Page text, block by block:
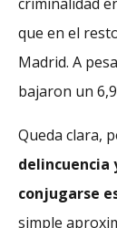
que en el
Madrid. A
bajaron un
Queda clara,
delincuencia
conjugarse
simple